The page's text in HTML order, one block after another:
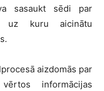
sasaukt sēdi par
uz kuru aicinātu
aizdomās par
informācijas